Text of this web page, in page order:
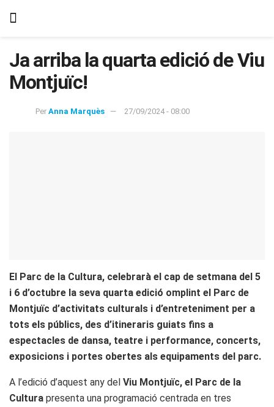
Ja arriba la quarta edició de Viu
Montjuïc!
Per Anna Marquès 27/09/2024 - 08:00
El Parc de la Cultura, celebrarà el cap de setmana del 5
i 6 d’octubre la seva quarta edició omplint el Parc de
Montjuïc d’activitats culturals i d’entreteniment per a
tots els públics, des d’itineraris guiats fins a
espectacles de dansa, teatre i performance, concerts,
exposicions i portes obertes als equipaments del parc.
A l’edició d’aquest any del Viu Montjuïc, el Parc de la
Cultura presenta una programació centrada en tres